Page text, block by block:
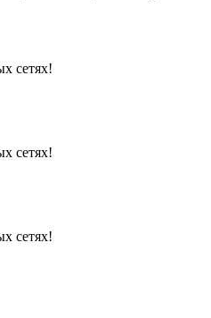
сетях!
сетях!
сетях!